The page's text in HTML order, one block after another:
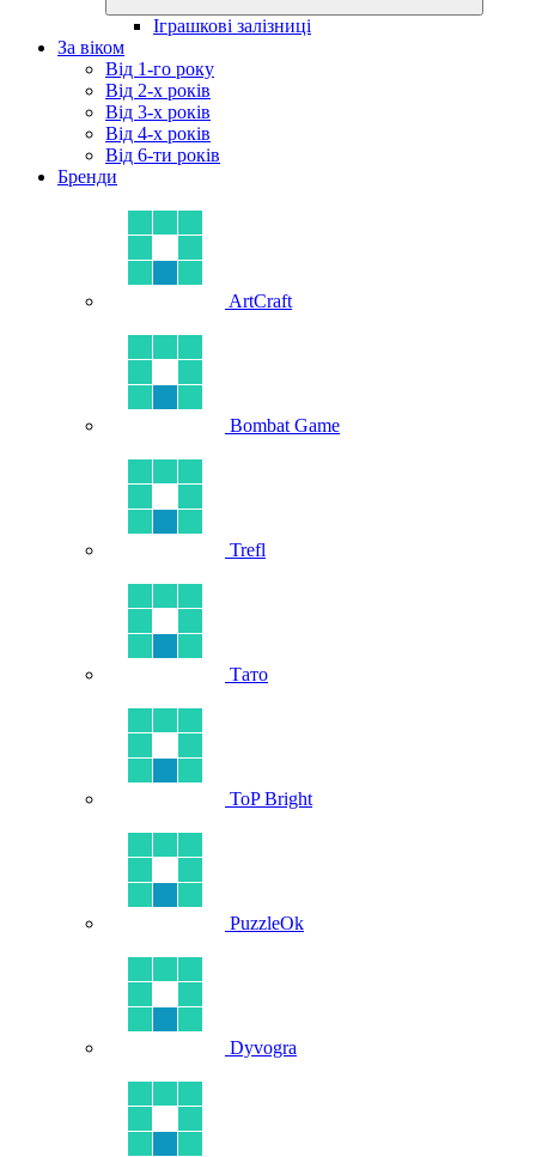
Іграшкові залізниці
За віком
Від 1-го року
Від 2-х років
Від 3-х років
Від 4-х років
Від 6-ти років
Бренди
ArtCraft
Bombat Game
Trefl
Тато
ToP Bright
PuzzleOk
Dyvogra